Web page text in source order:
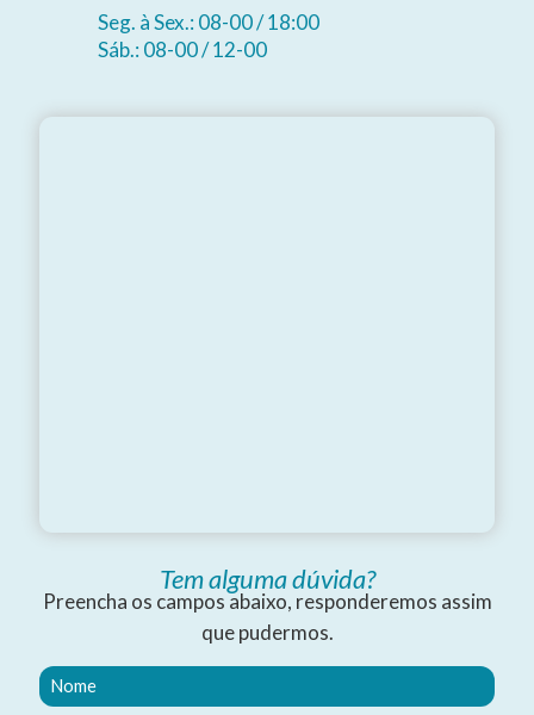
Seg. à Sex.: 08-00 / 18:00
Sáb.: 08-00 / 12-00
Tem alguma dúvida?
Preencha os campos abaixo, responderemos assim
que pudermos.